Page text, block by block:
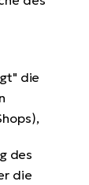
die
des
die